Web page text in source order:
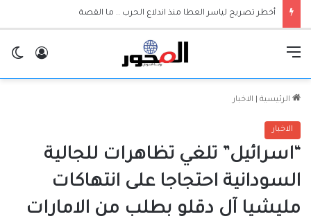
أخطر تصريح لياسر العطا منذ اندلاع الحرب .. ما القصة
الرئيسية الاخبار
الاخبار
“اسرائيل” تلغي تظاهرات للجالية
السودانية احتجاجا على انتهاكات
مليشيا آل دقلو بطلب من الامارات